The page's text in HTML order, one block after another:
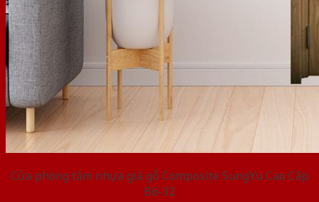
Cửa phòng tắm nhựa giả gỗ Composite SungYu Cao Cấp
B6-32